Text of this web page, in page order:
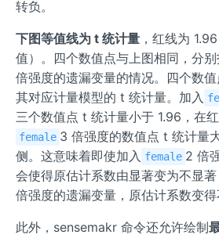
转负。
下图等值线为 t 统计量 ，红线为
值）。四个数值点与上图相同，分别
倍强度的遗漏变量的情况。四个数
其对应计量模型的 t 统计量。加入
三个数值点 t 统计量小于 1.96，在
female 3 倍强度的数值点 t 统计量
侧。这意味着即使加入 female 2 倍
会使得原估计系数由显著变为不显
倍强度的遗漏变量，原估计系数变得
此外，sensemakr 命令还允许绘制